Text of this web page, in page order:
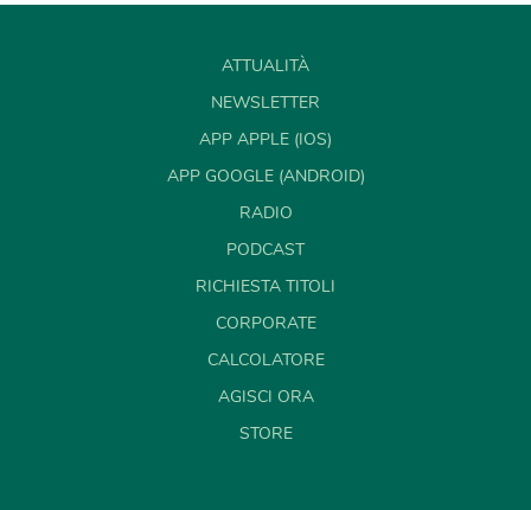
ATTUALITÀ
NEWSLETTER
APP APPLE (IOS)
APP GOOGLE (ANDROID)
RADIO
PODCAST
RICHIESTA TITOLI
CORPORATE
CALCOLATORE
AGISCI ORA
STORE